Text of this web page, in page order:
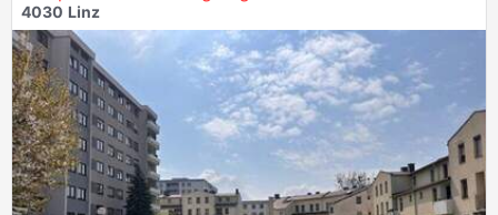
4030 Linz